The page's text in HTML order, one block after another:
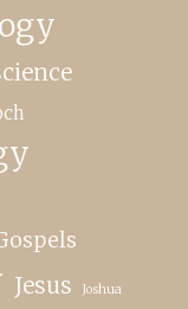
Jesus Joshua